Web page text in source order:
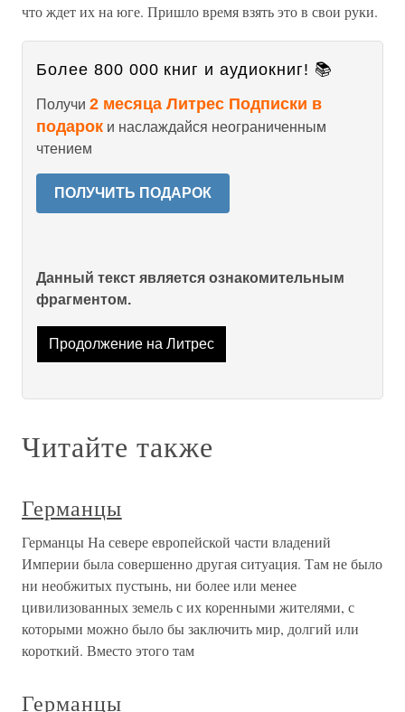
что ждет их на юге. Пришло время взять это в свои руки.
Более 800 000 книг и аудиокниг! 📚
Получи 2 месяца Литрес Подписки в
подарок и наслаждайся неограниченным
чтением
ПОЛУЧИТЬ ПОДАРОК
Данный текст является ознакомительным
фрагментом.
Продолжение на Литрес
Читайте также
Германцы
Германцы На севере европейской части владений
Империи была совершенно другая ситуация. Там не было
ни необжитых пустынь, ни более или менее
цивилизованных земель с их коренными жителями, с
которыми можно было бы заключить мир, долгий или
короткий. Вместо этого там
Германцы